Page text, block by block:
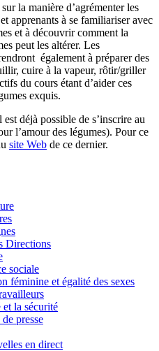
la manière d’agrémenter les
apprenants à se familiariser avec
et à découvrir comment la
peut les altérer. Les
également à préparer des
cuire à la vapeur, rôtir/griller
du cours étant d’aider ces
exquis.
déjà possible de s’inscrire au
l’amour des légumes). Pour ce
site Web de ce dernier.
Directions
sociale
féminine et égalité des sexes
et la sécurité
presse
en direct